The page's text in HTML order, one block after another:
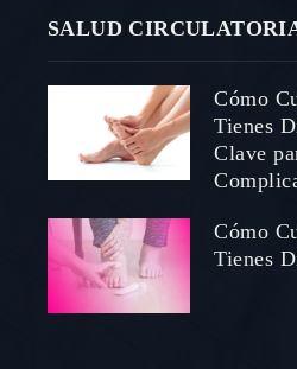
SALUD
Cómo
Tienes
Clave
Cómo
Tienes